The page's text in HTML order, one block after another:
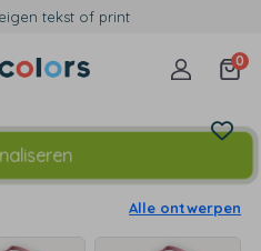
tekst of print
0
Alle ontwerpen